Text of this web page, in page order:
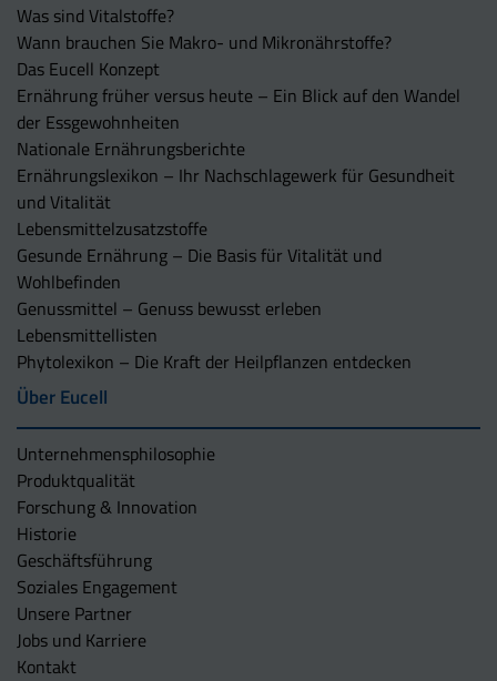
Was sind Vitalstoffe?
Wann brauchen Sie Makro- und Mikronährstoffe?
Das Eucell Konzept
Ernährung früher versus heute – Ein Blick auf den Wandel
der Essgewohnheiten
Nationale Ernährungsberichte
Ernährungslexikon – Ihr Nachschlagewerk für Gesundheit
und Vitalität
Lebensmittelzusatzstoffe
Gesunde Ernährung – Die Basis für Vitalität und
Wohlbefinden
Genussmittel – Genuss bewusst erleben
Lebensmittellisten
Phytolexikon – Die Kraft der Heilpflanzen entdecken
Über Eucell
Unternehmens­philosophie
Produktqualität
Forschung & Innovation
Historie
Geschäftsführung
Soziales Engagement
Unsere Partner
Jobs und Karriere
Kontakt